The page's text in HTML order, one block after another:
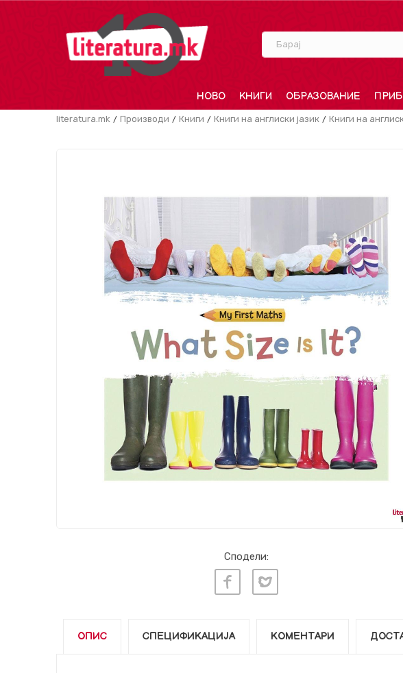
Барај
НОВО КНИГИ ОБРАЗОВАНИЕ
literatura.mk Производи Книги Книги на англиски јазик Книги на
Сподели:
ОПИС СПЕЦИФИКАЦИЈА КОМЕНТАРИ